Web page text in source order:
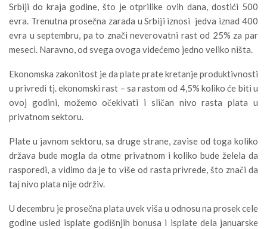
Srbiji do kraja godine, što je otprilike ovih dana, dostići 500
evra. Trenutna prosečna zarada u Srbiji iznosi jedva iznad 400
evra u septembru, pa to znači neverovatni rast od 25% za par
meseci. Naravno, od svega ovoga videćemo jedno veliko ništa.
Ekonomska zakonitost je da plate prate kretanje produktivnosti
u privredi tj. ekonomski rast – sa rastom od 4,5% koliko će biti u
ovoj godini, možemo očekivati i sličan nivo rasta plata u
privatnom sektoru.
Plate u javnom sektoru, sa druge strane, zavise od toga koliko
država bude mogla da otme privatnom i koliko bude želela da
rasporedi, a vidimo da je to više od rasta privrede, što znači da
taj nivo plata nije održiv.
U decembru je prosečna plata uvek viša u odnosu na prosek cele
godine usled isplate godišnjih bonusa i isplate dela januarske